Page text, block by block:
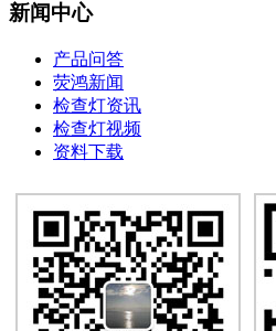
新闻中心
产品问答
荧鸿新闻
检查灯资讯
检查灯视频
资料下载